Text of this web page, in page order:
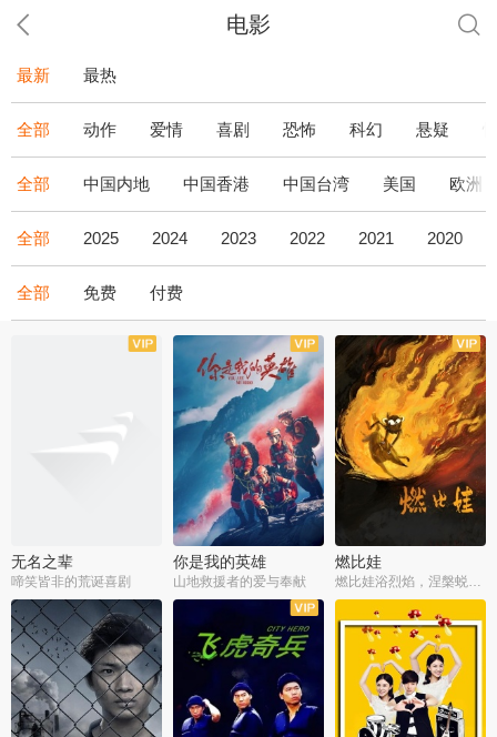
电影
最新 最热
全部 动作 爱情 喜剧 恐怖 科幻 悬疑
全部 中国内地 中国香港 中国台湾 美国 欧洲
全部 2025 2024 2023 2022 2021 2020
全部 免费 付费
无名之辈
啼笑皆非的荒诞喜剧
你是我的英雄
山地救援者的爱与奉献
燃比娃
燃比娃浴烈焰，涅槃蜕变成人